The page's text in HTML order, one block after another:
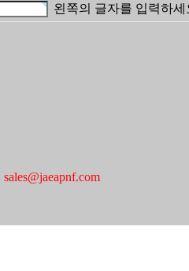
왼쪽의 글자를 입력하세
sales@jaeapnf.com